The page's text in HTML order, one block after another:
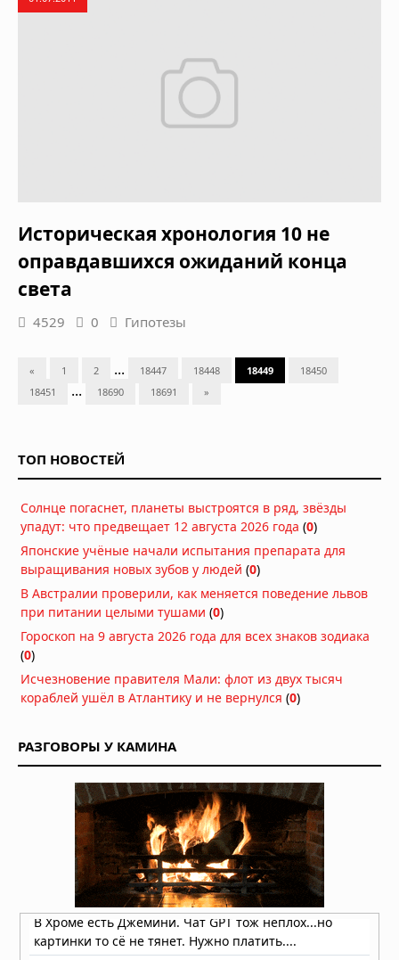
Историческая хронология 10 не
оправдавшихся ожиданий конца
света
4529 0 Гипотезы
« 1 2 ... 18447 18448 18449
18450
18451
... 18690 18691 »
ТОП НОВОСТЕЙ
Солнце погаснет, планеты выстроятся в ряд, звёзды
упадут: что предвещает 12 августа 2026 года (0)
Японские учёные начали испытания препарата для
выращивания новых зубов у людей (0)
В Австралии проверили, как меняется поведение львов
при питании целыми тушами (0)
Гороскоп на 9 августа 2026 года для всех знаков зодиака
(0)
Исчезновение правителя Мали: флот из двух тысяч
кораблей ушёл в Атлантику и не вернулся (0)
РАЗГОВОРЫ У КАМИНА